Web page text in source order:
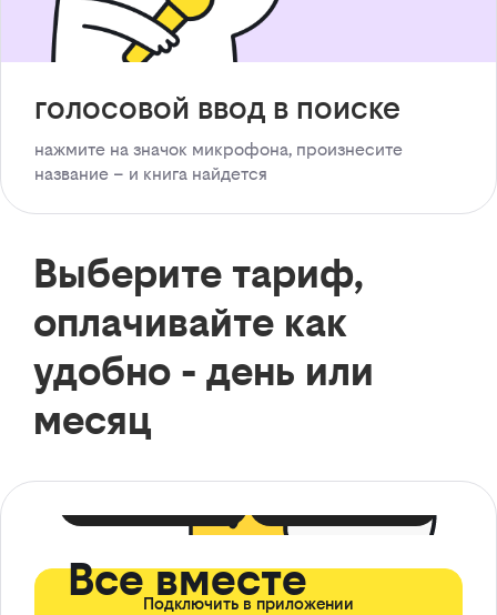
голосовой ввод в поиске
нажмите на значок микрофона, произнесите
название – и книга найдется
Выберите тариф,
оплачивайте как
удобно - день или
месяц
Все вместе
Подключить в приложении